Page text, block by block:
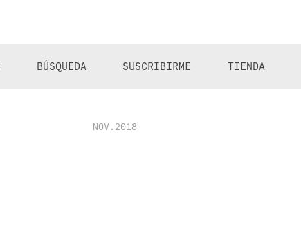
BÚSQUEDA SUSCRIBIRME TIENDA
NOV.2018